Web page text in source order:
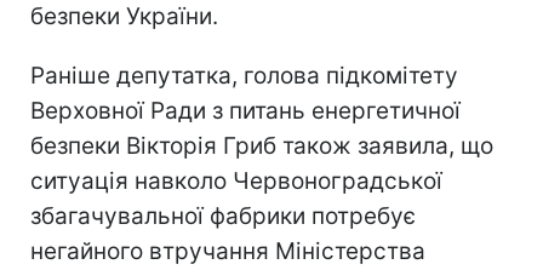
безпеки України.
Раніше депутатка, голова підкомітету
Верховної Ради з питань енергетичної
безпеки Вікторія Гриб також заявила, що
ситуація навколо Червоноградської
збагачувальної фабрики потребує
негайного втручання Міністерства